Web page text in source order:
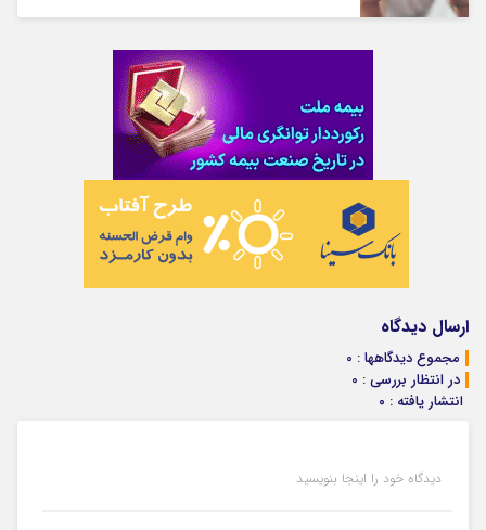
ارسال دیدگاه
مجموع دیدگاهها : 0
در انتظار بررسی : 0
انتشار یافته : ۰
دیدگاه خود را اینجا بنویسید